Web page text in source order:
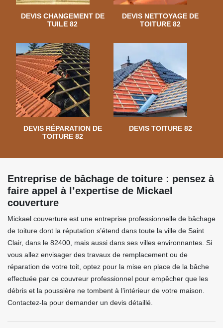
DEVIS CHANGEMENT DE
TUILE 82
DEVIS NETTOYAGE DE
TOITURE 82
DEVIS RÉPARATION DE
TOITURE 82
DEVIS TOITURE 82
Entreprise de bâchage de toiture : pensez à
faire appel à l’expertise de Mickael
couverture
Mickael couverture est une entreprise professionnelle de bâchage
de toiture dont la réputation s’étend dans toute la ville de Saint
Clair, dans le 82400, mais aussi dans ses villes environnantes. Si
vous allez envisager des travaux de remplacement ou de
réparation de votre toit, optez pour la mise en place de la bâche
effectuée par ce couvreur professionnel pour empêcher que les
débris et la poussière ne tombent à l’intérieur de votre maison.
Contactez-la pour demander un devis détaillé.